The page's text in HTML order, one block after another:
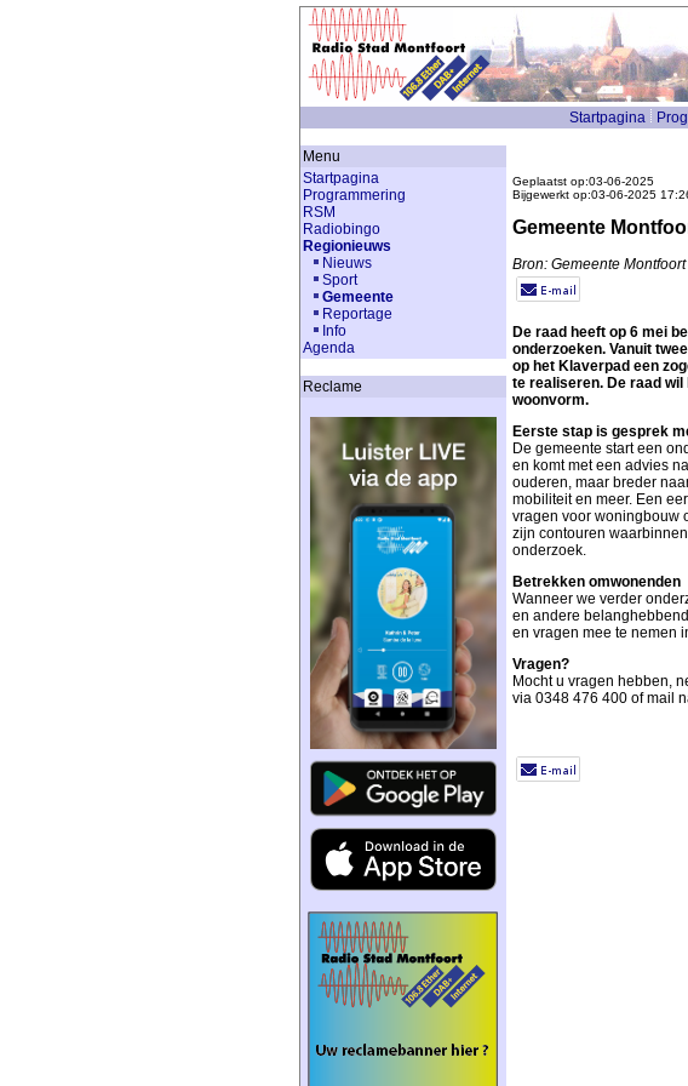
Startpagina
Menu
Startpagina
Programmering
RSM
Radiobingo
Regionieuws
Nieuws
Sport
Gemeente
Reportage
Info
Agenda
Reclame
Geplaatst op:03-06-2025
Bijgewerkt op:03-06-2025
Gemeente
Bron: Gemeente Montfoort
De raad heeft op 6 mei
onderzoeken. Vanuit
op het Klaverpad een
te realiseren. De raad
woonvorm.
Eerste stap is gesprek
De gemeente start een
en komt met een advies
ouderen, maar breder
mobiliteit en meer. Een
vragen voor woningbouw
zijn contouren
onderzoek.
Betrekken omwonenden
Wanneer we verder
en andere
en vragen mee te nemen
Vragen?
Mocht u vragen hebben,
via 0348 476 400 of mail